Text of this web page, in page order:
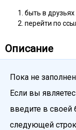
быть в друзьях
перейти по
Описание
Пока не
Если вы
введите в своей
следующей